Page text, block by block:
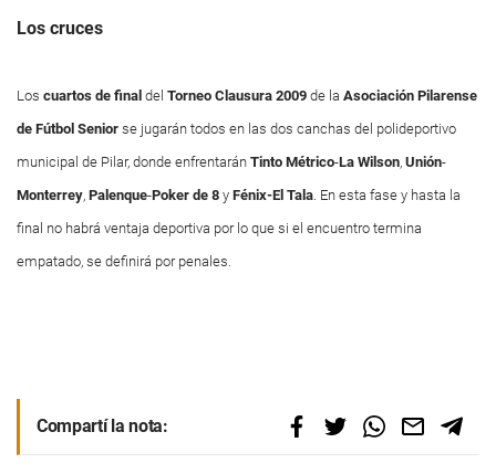
Los cruces
Los cuartos de final del Torneo Clausura 2009 de la Asociación Pilarense
de Fútbol Senior se jugarán todos en las dos canchas del polideportivo
municipal de Pilar, donde enfrentarán Tinto Métrico-La Wilson, Unión-
Monterrey, Palenque-Poker de 8 y Fénix-El Tala. En esta fase y hasta la
final no habrá ventaja deportiva por lo que si el encuentro termina
empatado, se definirá por penales.
Compartí la nota: